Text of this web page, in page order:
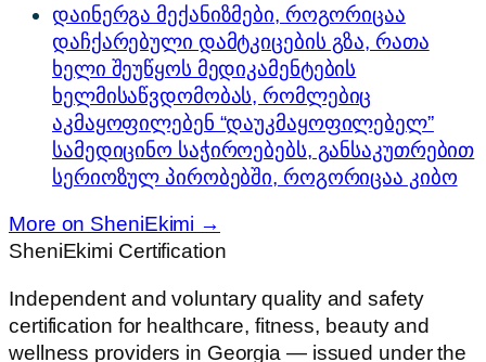
დაინერგა მექანიზმები, როგორიცაა
დაჩქარებული დამტკიცების გზა, რათა
ხელი შეუწყოს მედიკამენტების
ხელმისაწვდომობას, რომლებიც
აკმაყოფილებენ “დაუკმაყოფილებელ”
სამედიცინო საჭიროებებს, განსაკუთრებით
სერიოზულ პირობებში, როგორიცაა კიბო
More on SheniEkimi →
SheniEkimi Certification
Independent and voluntary quality and safety
certification for healthcare, fitness, beauty and
wellness providers in Georgia — issued under the